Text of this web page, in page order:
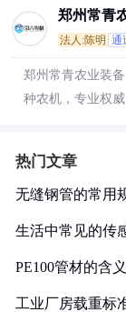
郑州常青
法人:陈明 通
郑州常青农业装
种农机，专业权
热门文章
无缝钢管的常用
生活中常见的传
PE100管材的含
工业厂房载重标